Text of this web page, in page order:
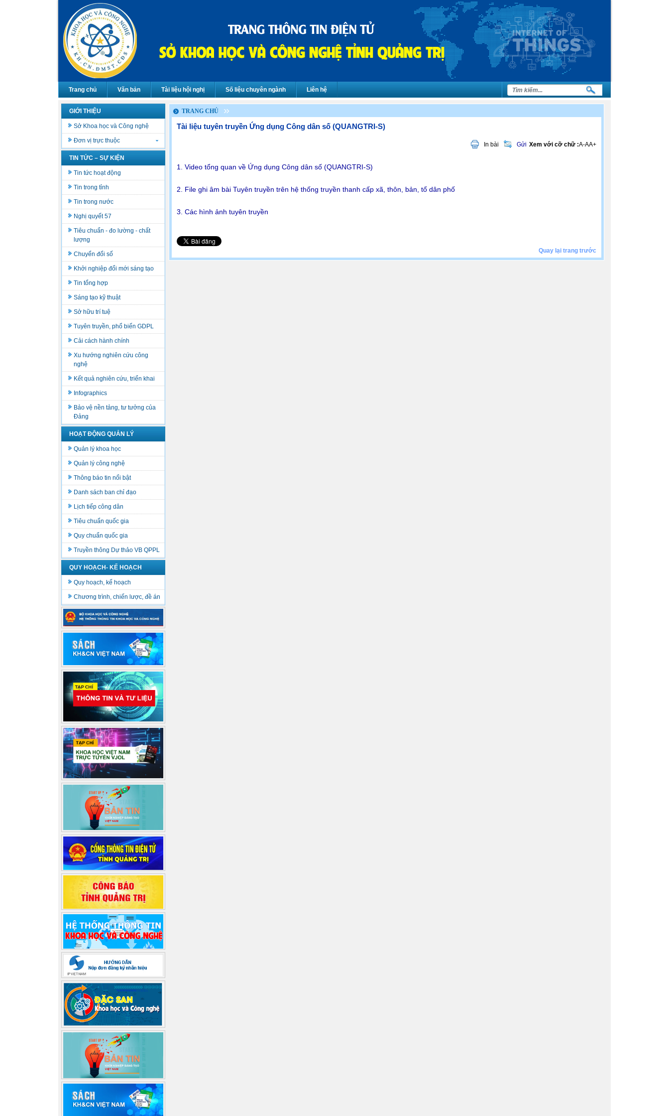
Trang chủ Văn bản Tài liệu hội nghị Số liệu chuyên ngành Liên hệ
GIỚI THIỆU
Sở Khoa học và Công nghệ
Đơn vị trực thuộc
TIN TỨC – SỰ KIỆN
Tin tức hoạt động
Tin trong tỉnh
Tin trong nước
Nghị quyết 57
Tiêu chuẩn - đo lường - chất
lượng
Chuyển đổi số
Khởi nghiệp đổi mới sáng tạo
Tin tổng hợp
Sáng tạo kỹ thuật
Sở hữu trí tuệ
Tuyên truyền, phổ biến GDPL
Cải cách hành chính
Xu hướng nghiên cứu công
nghệ
Kết quả nghiên cứu, triển khai
Infographics
Bảo vệ nền tảng, tư tưởng của
Đảng
HOẠT ĐỘNG QUẢN LÝ
Quản lý khoa học
Quản lý công nghệ
Thông báo tin nổi bật
Danh sách ban chỉ đạo
Lịch tiếp công dân
Tiêu chuẩn quốc gia
Quy chuẩn quốc gia
Truyền thông Dự thảo VB QPPL
QUY HOẠCH- KẾ HOẠCH
Quy hoạch, kế hoạch
Chương trình, chiến lược, đề án
TRANG CHỦ
Tài liệu tuyên truyền Ứng dụng Công dân số (QUANGTRI-S)
In bài Gửi Xem với cỡ chữ :A-AA+
1. Video tổng quan về Ứng dụng Công dân số (QUANGTRI-S)
2. File ghi âm bài Tuyên truyền trên hệ thống truyền thanh cấp xã, thôn, bản, tổ dân phố
3. Các hình ảnh tuyên truyền
Quay lại trang trước